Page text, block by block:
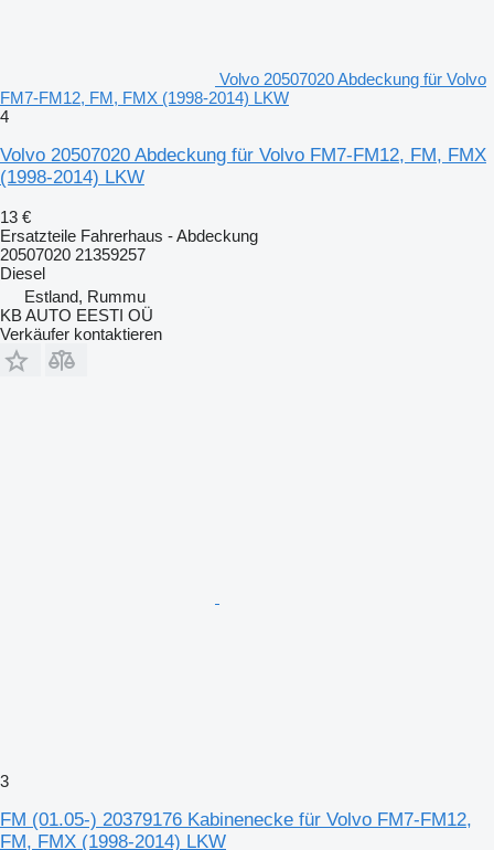
Volvo 20507020 Abdeckung für Volvo
FM7-FM12, FM, FMX (1998-2014) LKW
4
Volvo 20507020 Abdeckung für Volvo FM7-FM12, FM, FMX
(1998-2014) LKW
13 €
Ersatzteile Fahrerhaus - Abdeckung
20507020 21359257
Diesel
Estland, Rummu
KB AUTO EESTI OÜ
Verkäufer kontaktieren
3
FM (01.05-) 20379176 Kabinenecke für Volvo FM7-FM12,
FM, FMX (1998-2014) LKW